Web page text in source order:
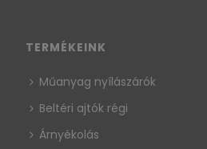
TERMÉKEINK
Műanyag nyílászárók
Beltéri ajtók régi
Árnyékolás